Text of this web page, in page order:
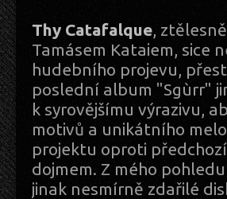
Thy Catafalque,
Tamásem Kataiem, sice
hudebního projevu,
poslední album "Sgùrr"
k syrovějšímu výrazivu,
motivů a unikátního
projektu oproti
dojmem. Z mého
jinak nesmírně zdařilé